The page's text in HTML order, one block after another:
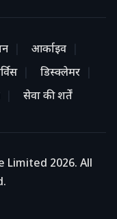
आर्काइव
डिस्क्लेमर
सेवा की शर्तें
Limited 2026. All